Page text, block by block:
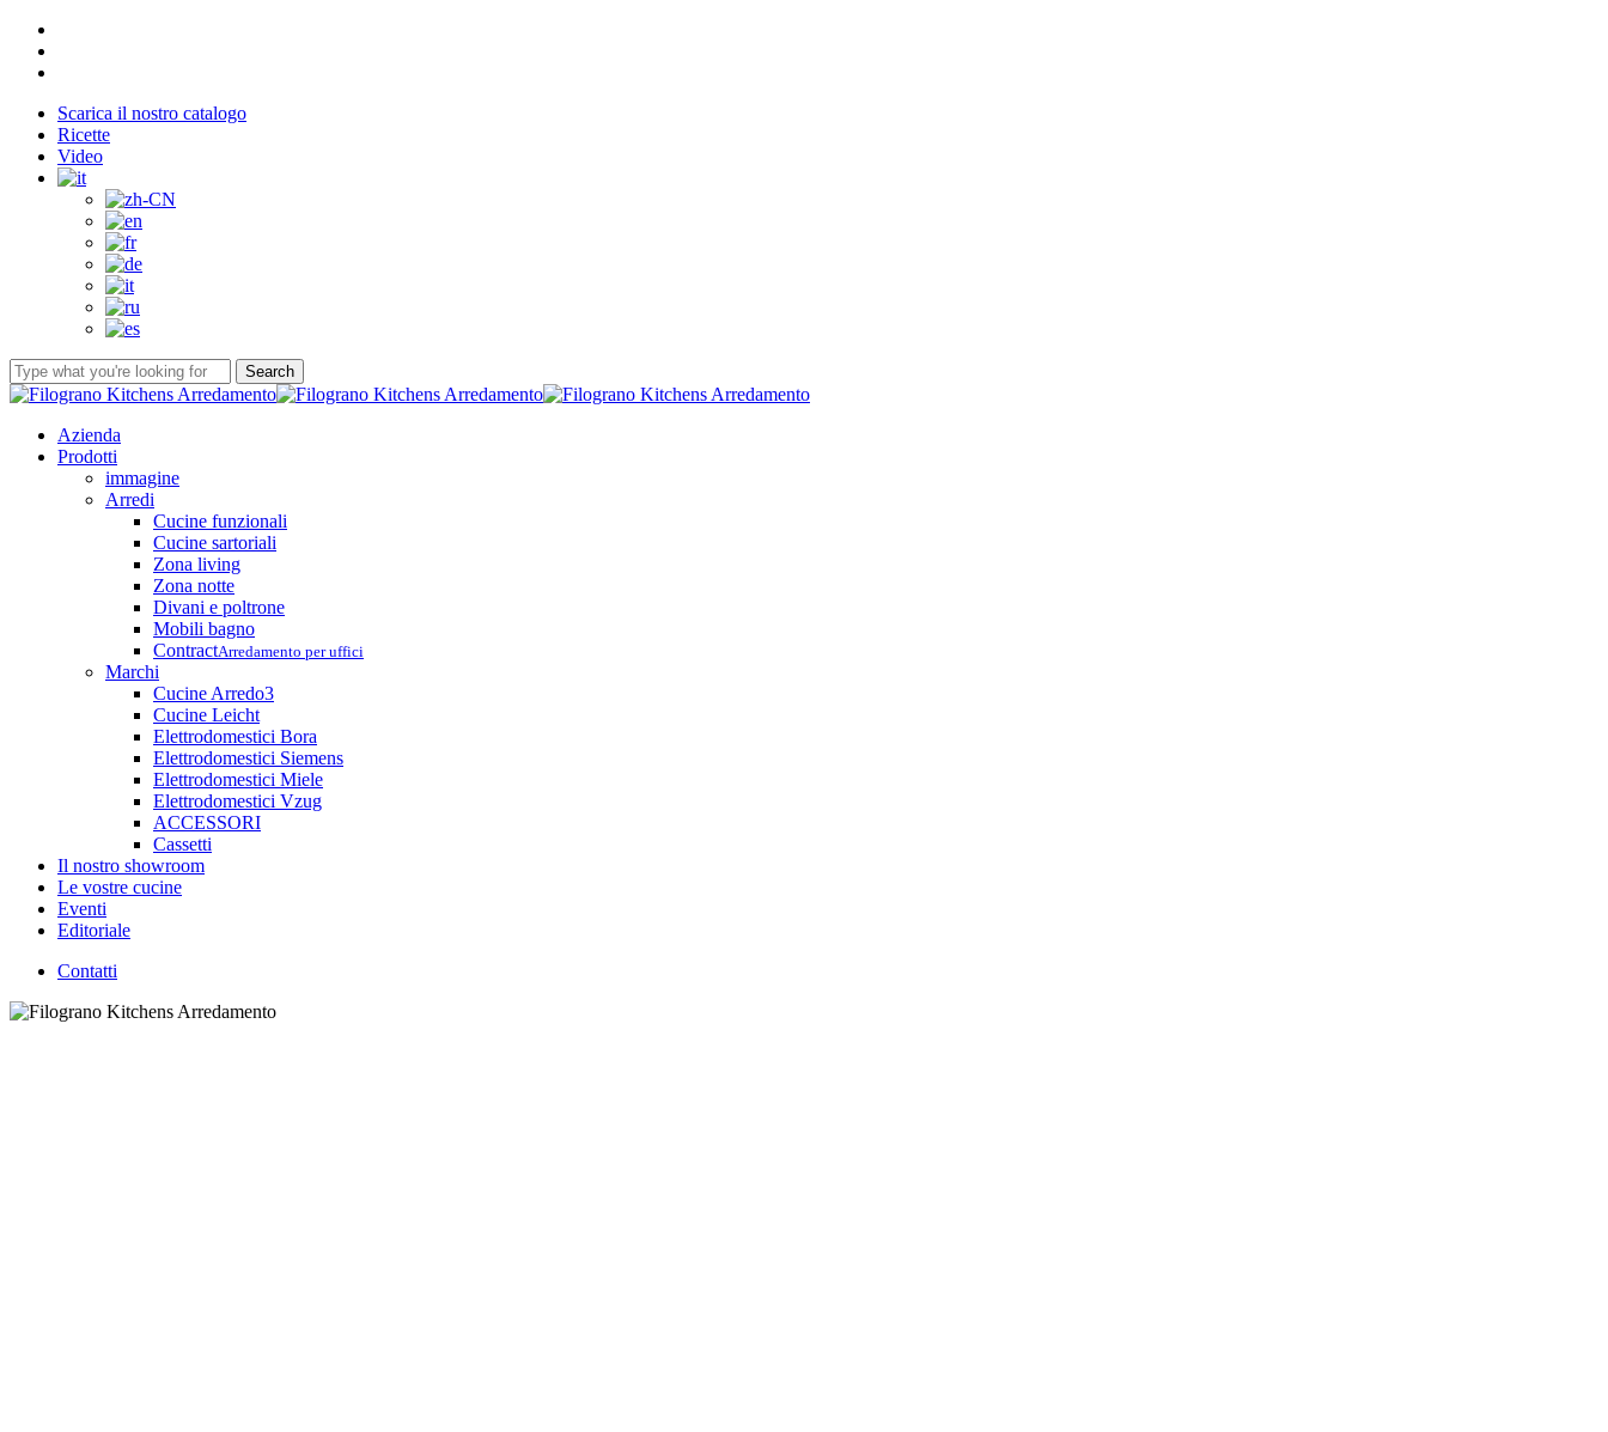
Skip
main
Scarica il nostro catalogo
Ricette
Video
Search
Close
Menu
Azienda
Prodotti
immagine
Arredi
Cucine funzionali
Cucine sartoriali
Zona living
Zona notte
Divani e poltrone
Mobili bagno
ContractArredamento per uffici
Marchi
Cucine Arredo3
Cucine Leicht
Elettrodomestici Bora
Elettrodomestici Siemens
Elettrodomestici Miele
Elettrodomestici Vzug
ACCESSORI
Cassetti
Il nostro showroom
Le vostre cucine
Eventi
Editoriale
Contatti